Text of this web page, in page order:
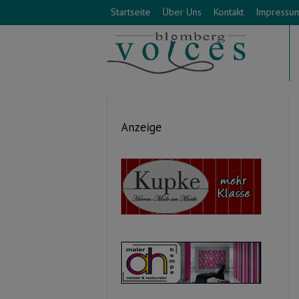
Startseite Über Uns Kontakt
Anzeige